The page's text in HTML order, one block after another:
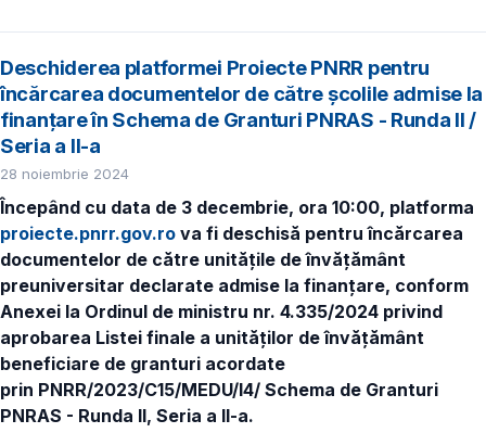
Deschiderea platformei Proiecte PNRR pentru
încărcarea documentelor de către școlile admise la
finanțare în Schema de Granturi PNRAS - Runda II /
Seria a II-a
28 noiembrie 2024
Începând cu data de 3 decembrie, ora 10:00, platforma
proiecte.pnrr.gov.ro va fi deschisă pentru încărcarea
documentelor de către unitățile de învățământ
preuniversitar declarate admise la finanțare, conform
Anexei la Ordinul de ministru nr. 4.335/2024 privind
aprobarea Listei finale a unităților de învățământ
beneficiare de granturi acordate
prin PNRR/2023/C15/MEDU/I4/ Schema de Granturi
PNRAS - Runda II, Seria a II-a.